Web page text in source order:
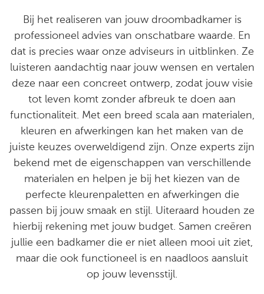
Bij het realiseren van jouw droombadkamer is
professioneel advies van onschatbare waarde. En
dat is precies waar onze adviseurs in uitblinken. Ze
luisteren aandachtig naar jouw wensen en vertalen
deze naar een concreet ontwerp, zodat jouw visie
tot leven komt zonder afbreuk te doen aan
functionaliteit. Met een breed scala aan materialen,
kleuren en afwerkingen kan het maken van de
juiste keuzes overweldigend zijn. Onze experts zijn
bekend met de eigenschappen van verschillende
materialen en helpen je bij het kiezen van de
perfecte kleurenpaletten en afwerkingen die
passen bij jouw smaak en stijl. Uiteraard houden ze
hierbij rekening met jouw budget. Samen creëren
jullie een badkamer die er niet alleen mooi uit ziet,
maar die ook functioneel is en naadloos aansluit
op jouw levensstijl.